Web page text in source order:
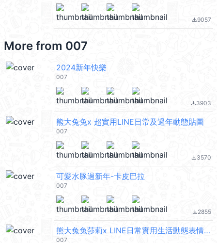
file_download9057
More from 007
2024新年快樂
007
file_download3903
熊大兔兔x 超實用LINE日常及過年動態貼圖
007
file_download3570
可愛水豚過新年-卡皮巴拉
007
file_download2855
熊大兔兔莎莉x LINE日常實用生活動態表情貼
007